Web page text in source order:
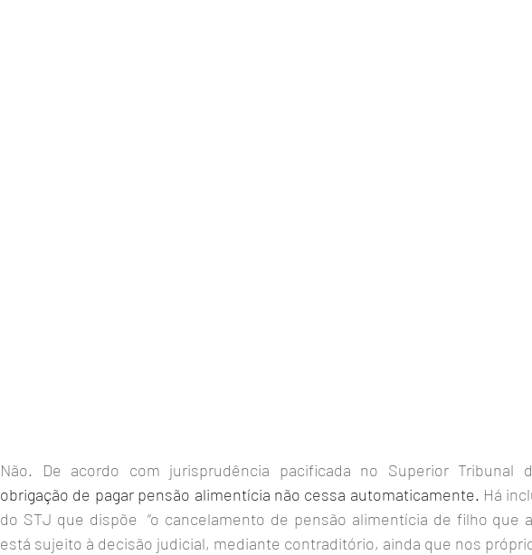
Não. De acordo com jurisprudência pacificada no Superior Tribunal
obrigação de pagar pensão alimentícia não cessa automaticamente. Há
do STJ que dispõe  “o cancelamento de pensão alimentícia de filho que
está sujeito à decisão judicial, mediante contraditório, ainda que nos